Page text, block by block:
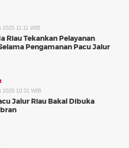
2025 11:11 WIB
Riau Tekankan Pelayanan
Pengamanan Pacu Jalur
2025 10:31 WIB
Jalur Riau Bakal Dibuka